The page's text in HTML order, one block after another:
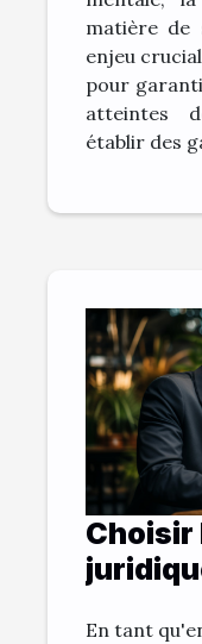
matière de
enjeu
pour
atteintes
établir des
Choisir
En tant